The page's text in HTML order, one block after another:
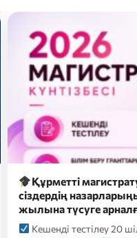
2026 жылғы 26
түсуші үміткерлер
форматтағы…
2026 жылғы 26 шілдеде